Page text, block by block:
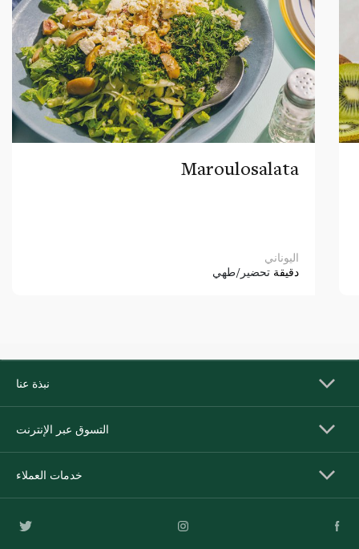
Maroulosalata
اليوناني
دقيقة تحضير/طهي
نبذة عنا
التسوق عبر الإنترنت
خدمات العملاء